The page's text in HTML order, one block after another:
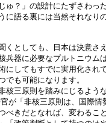
ゅ？」の設計にたずさわっ
に語る裏には当然それなり
としても、日本は決意さ
兵器に必要なプルトニウム
にしてもすでに実用化され
も可能になります。
三原則を踏みにじるよう
が「非核三原則は、国際情
べきだとなれば、変わるこ